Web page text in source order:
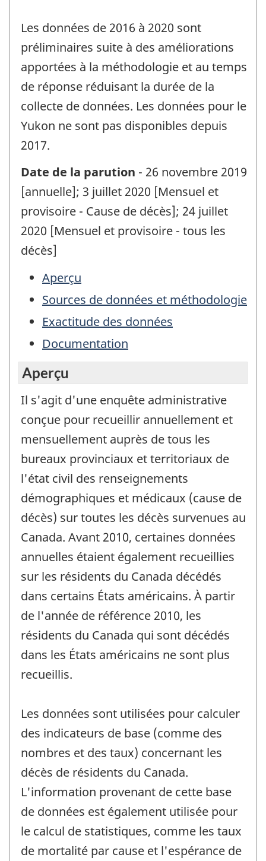
Les données de 2016 à 2020 sont
préliminaires suite à des améliorations
apportées à la méthodologie et au temps
de réponse réduisant la durée de la
collecte de données. Les données pour le
Yukon ne sont pas disponibles depuis
2017.
Date de la parution - 26 novembre 2019
[annuelle]; 3 juillet 2020 [Mensuel et
provisoire - Cause de décès]; 24 juillet
2020 [Mensuel et provisoire - tous les
décès]
Aperçu
Sources de données et méthodologie
Exactitude des données
Documentation
Aperçu
Il s'agit d'une enquête administrative
conçue pour recueillir annuellement et
mensuellement auprès de tous les
bureaux provinciaux et territoriaux de
l'état civil des renseignements
démographiques et médicaux (cause de
décès) sur toutes les décès survenues au
Canada. Avant 2010, certaines données
annuelles étaient également recueillies
sur les résidents du Canada décédés
dans certains États américains. À partir
de l'année de référence 2010, les
résidents du Canada qui sont décédés
dans les États américains ne sont plus
recueillis.
Les données sont utilisées pour calculer
des indicateurs de base (comme des
nombres et des taux) concernant les
décès de résidents du Canada.
L'information provenant de cette base
de données est également utilisée pour
le calcul de statistiques, comme les taux
de mortalité par cause et l'espérance de